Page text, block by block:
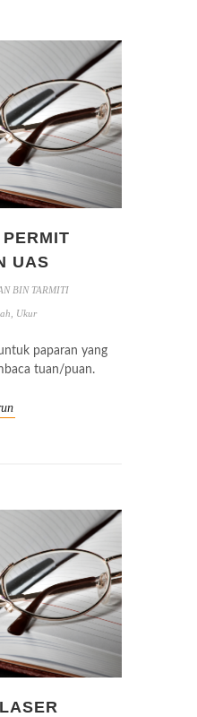
UAS
BIN TARMITI
Ukur
paparan yang
tuan/puan.